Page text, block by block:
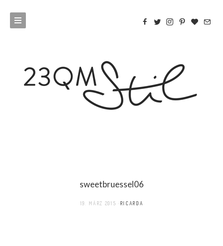
sweetbruessel06
19. MÄRZ 2015 RICARDA